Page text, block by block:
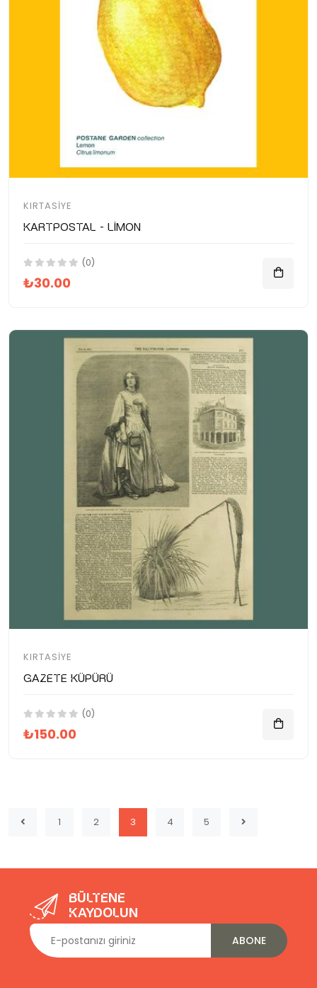
KIRTASIYE
Kartpostal - Limon
(0)
₺30.00
KIRTASIYE
Gazete Küpürü
(0)
₺150.00
1 2 3 4 5
Bültene
kaydolun
ABONE